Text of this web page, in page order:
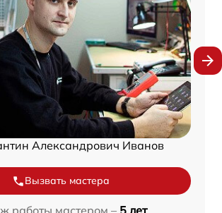
Александрович Иванов
Вызвать мастера